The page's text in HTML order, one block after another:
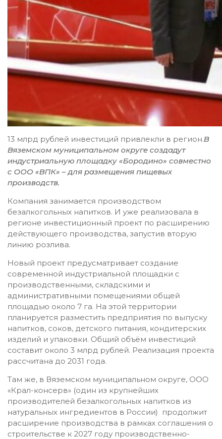
13 млрд рублей инвестиций привлекли в регион.В
Вяземском муниципальном округе создадут
индустриальную площадку «Бородино» совместно
с ООО «ВПК» – для размещения пищевых
производств.
Компания занимается производством
безалкогольных напитков. И уже реализовала в
регионе инвестиционный проект по расширению
действующего производства, запустив вторую
линию розлива.
Новый проект предусматривает создание
современной индустриальной площадки с
производственными, складскими и
административными помещениями общей
площадью около 7 га. На этой территории
планируется разместить предприятия по выпуску
напитков, соков, детского питания, кондитерских
изделий и упаковки. Общий объём инвестиций
составит около 3 млрд рублей. Реализация проекта
рассчитана до 2031 года.
Там же, в Вяземском муниципальном округе, ООО
«Крал-консерв» (один из крупнейших
производителей безалкогольных напитков из
натуральных ингредиентов в России) продолжит
расширение производства в рамках соглашения о
строительстве к 2027 году производственно-